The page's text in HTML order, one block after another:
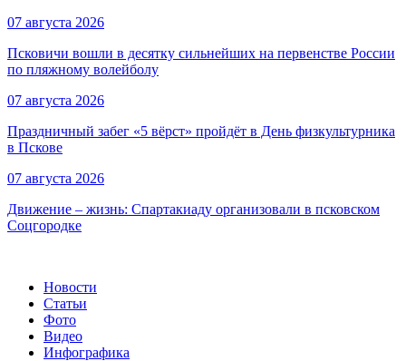
07 августа 2026
Псковичи вошли в десятку сильнейших на первенстве России
по пляжному волейболу
07 августа 2026
Праздничный забег «5 вёрст» пройдёт в День физкультурника
в Пскове
07 августа 2026
Движение – жизнь: Спартакиаду организовали в псковском
Соцгородке
Новости
Статьи
Фото
Видео
Инфографика